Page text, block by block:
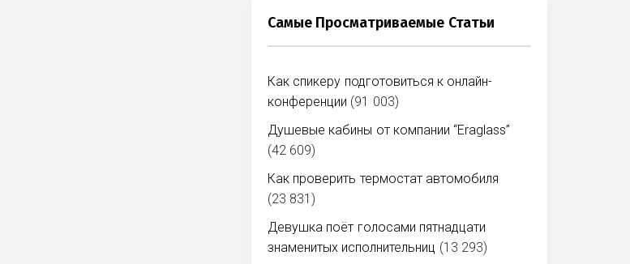
Самые Просматриваемые Статьи
Как спикеру подготовиться к онлайн-
конференции (91 003)
Душевые кабины от компании “Eraglass”
(42 609)
Как проверить термостат автомобиля
(23 831)
Девушка поёт голосами пятнадцати
знаменитых исполнительниц (13 293)